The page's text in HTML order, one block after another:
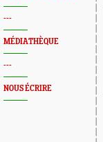
---
MÉDIATHÈQUE
---
NOUS ÉCRIRE